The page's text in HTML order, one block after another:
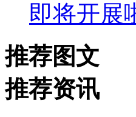
即将开展
推荐图文
推荐资讯